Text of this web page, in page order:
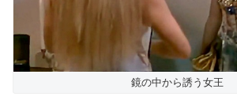
鏡の中から誘う女王